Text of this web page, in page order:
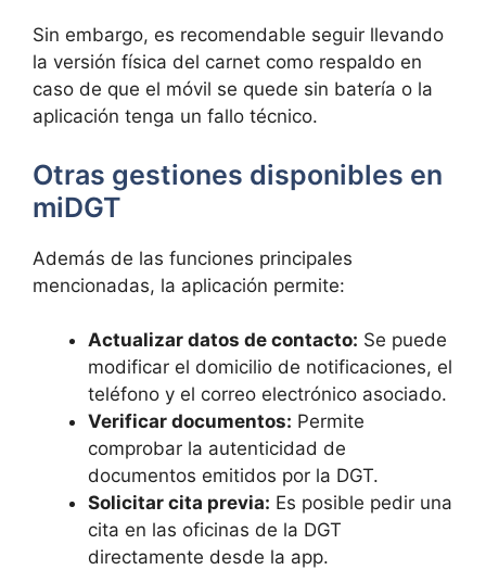
Sin embargo, es recomendable seguir llevando
la versión física del carnet como respaldo en
caso de que el móvil se quede sin batería o la
aplicación tenga un fallo técnico.
Otras gestiones disponibles en
miDGT
Además de las funciones principales
mencionadas, la aplicación permite:
Actualizar datos de contacto: Se puede
modificar el domicilio de notificaciones, el
teléfono y el correo electrónico asociado.
Verificar documentos: Permite
comprobar la autenticidad de
documentos emitidos por la DGT.
Solicitar cita previa: Es posible pedir una
cita en las oficinas de la DGT
directamente desde la app.